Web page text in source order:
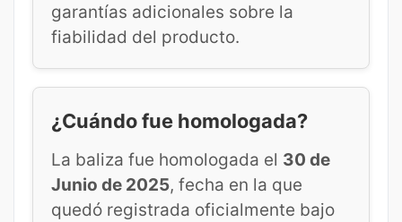
garantías adicionales sobre la
fiabilidad del producto.
¿Cuándo fue homologada?
La baliza fue homologada el 30 de
Junio de 2025, fecha en la que
quedó registrada oficialmente bajo